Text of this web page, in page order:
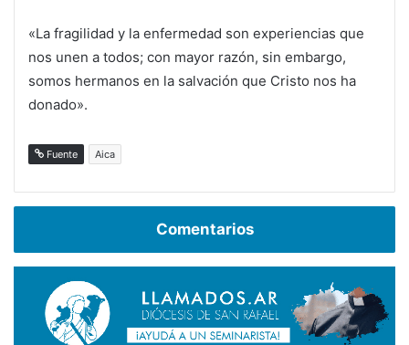
«La fragilidad y la enfermedad son experiencias que
nos unen a todos; con mayor razón, sin embargo,
somos hermanos en la salvación que Cristo nos ha
donado».
Fuente Aica
Comentarios